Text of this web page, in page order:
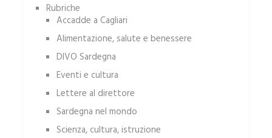
Rubriche
Accadde a Cagliari
Alimentazione, salute e benessere
DIVO Sardegna
Eventi e cultura
Lettere al direttore
Sardegna nel mondo
Scienza, cultura, istruzione